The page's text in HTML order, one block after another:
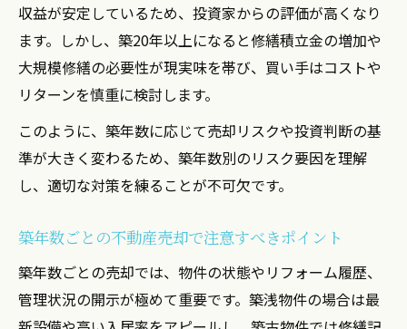
収益が安定しているため、投資家からの評価が高くなり
ます。しかし、築20年以上になると修繕積立金の増加や
大規模修繕の必要性が現実味を帯び、買い手はコストや
リターンを慎重に検討します。
このように、築年数に応じて売却リスクや投資判断の基
準が大きく変わるため、築年数別のリスク要因を理解
し、適切な対策を練ることが不可欠です。
築年数ごとの不動産売却で注意すべきポイント
築年数ごとの売却では、物件の状態やリフォーム履歴、
管理状況の開示が極めて重要です。築浅物件の場合は最